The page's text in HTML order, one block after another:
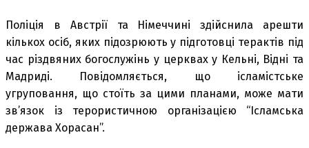
Поліція в Австрії та Німеччині здійснила арешти
кількох осіб, яких підозрюють у підготовці терактів під
час різдвяних богослужінь у церквах у Кельні, Відні та
Мадриді. Повідомляється, що ісламістське
угруповання, що стоїть за цими планами, може мати
зв’язок із терористичною організацією “Ісламська
держава Хорасан”.